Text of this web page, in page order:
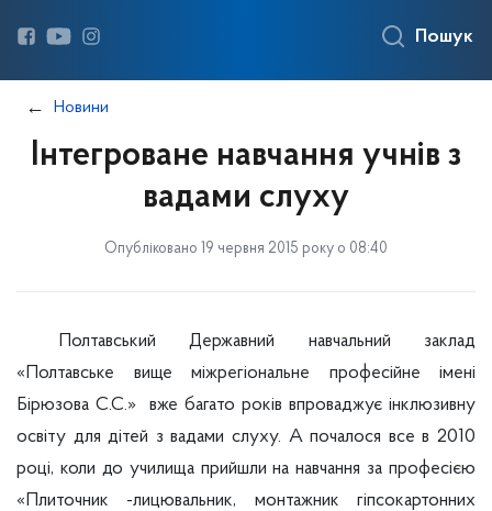
Пошук
Новини
Інтегроване навчання учнів з
вадами слуху
Опубліковано 19 червня 2015 року о 08:40
Полтавський Державний навчальний заклад
«Полтавське вище міжрегіональне професійне імені
Бірюзова С.С.»
вже багато років впроваджує інклюзивну
освіту для дітей з вадами слуху. А почалося все в 2010
році, коли до училища прийшли на навчання за професією
«Плиточник -лицювальник, монтажник гіпсокартонних